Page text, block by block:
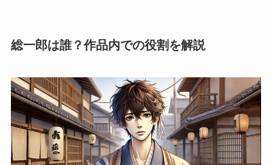
総一郎は誰？作品内での役割を解説